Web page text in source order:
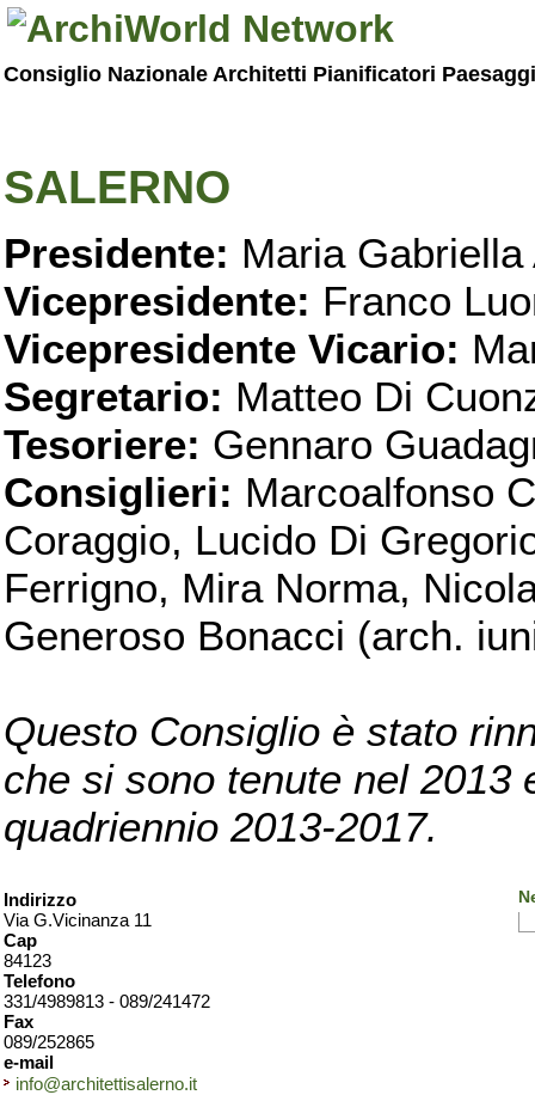
Consiglio Nazionale Architetti Pianificatori
SALERNO
Presidente: Maria Gabriella
Vicepresidente: Franco
Vicepresidente Vicario:
Segretario: Matteo Di
Tesoriere: Gennaro
Consiglieri: Marcoalfonso
Coraggio, Lucido Di
Ferrigno, Mira Norma,
Generoso Bonacci (arch.
Questo Consiglio è stato
che si sono tenute nel 2013
quadriennio 2013-2017.
Indirizzo
Via G.Vicinanza 11
Cap
84123
Telefono
331/4989813 - 089/241472
Fax
089/252865
e-mail
info@architettisalerno.it